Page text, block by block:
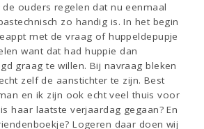
ouders regelen dat nu eenmaal
zo handig is. In het begin
met de vraag of huppeldepupje
want dat had huppie dan
graag te willen. Bij navraag bleken
zelf de aanstichter te zijn. Best
en ik zijn ook echt veel thuis voor
haar laatste verjaardag gegaan? En
Logeren daar doen wij